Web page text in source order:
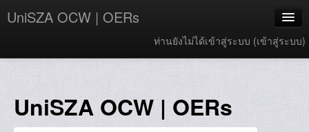
UniSZA OCW | OERs
ท่านยังไม่ได้เข้าสู่ระบบ (เข้าสู่ระบบ)
UniSZA OCW | OERs